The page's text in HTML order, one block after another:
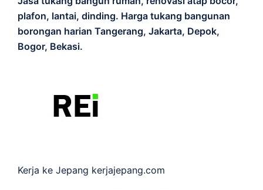
plafon, lantai, dinding. Harga tukang bangunan
borongan harian Tangerang, Jakarta, Depok,
Bogor, Bekasi.
Kerja ke Jepang kerjajepang.com